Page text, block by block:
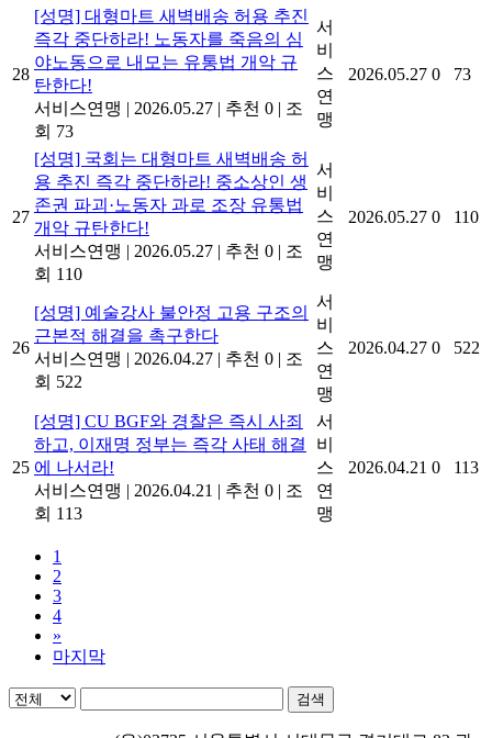
28
[성명] 대형마트 새벽배송 허용 추진
즉각 중단하라! 노동자를 죽음의 심
야노동으로 내모는 유통법 개악 규
탄한다!
서비스연맹 | 2026.05.27 | 추천 0 | 조
회 73
서
비
스
연
맹
2026.05.27 0 73
27
[성명] 국회는 대형마트 새벽배송 허
용 추진 즉각 중단하라! 중소상인 생
존권 파괴·노동자 과로 조장 유통법
개악 규탄한다!
서비스연맹 | 2026.05.27 | 추천 0 | 조
회 110
서
비
스
연
맹
2026.05.27 0 110
26
[성명] 예술강사 불안정 고용 구조의
근본적 해결을 촉구한다
서비스연맹 | 2026.04.27 | 추천 0 | 조
회 522
서
비
스
연
맹
2026.04.27 0 522
25
[성명] CU BGF와 경찰은 즉시 사죄
하고, 이재명 정부는 즉각 사태 해결
에 나서라!
서비스연맹 | 2026.04.21 | 추천 0 | 조
회 113
서
비
스
연
맹
2026.04.21 0 113
1
2
3
4
»
마지막
검색